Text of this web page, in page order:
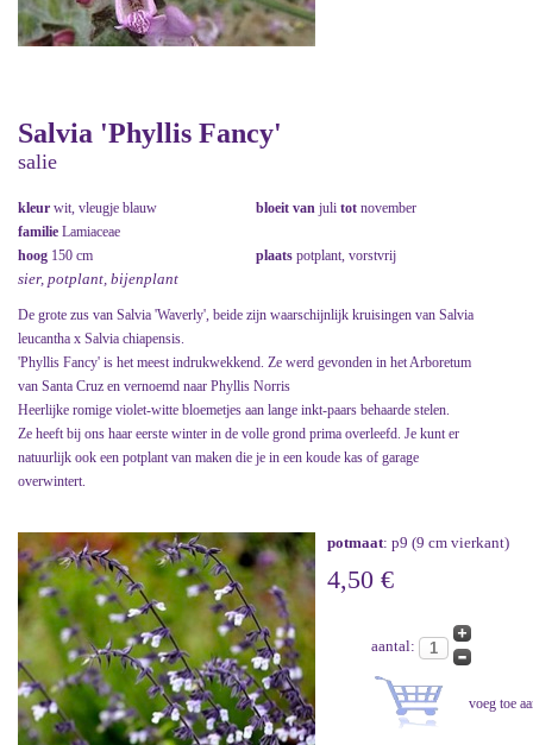
Salvia 'Phyllis Fancy'
salie
kleur wit, vleugje blauw bloeit van juli tot november
familie Lamiaceae
hoog 150 cm plaats potplant, vorstvrij
sier, potplant, bijenplant
De grote zus van Salvia 'Waverly', beide zijn waarschijnlijk kruisingen van Salvia
leucantha x Salvia chiapensis.
'Phyllis Fancy' is het meest indrukwekkend. Ze werd gevonden in het Arboretum
van Santa Cruz en vernoemd naar Phyllis Norris
Heerlijke romige violet-witte bloemetjes aan lange inkt-paars behaarde stelen.
Ze heeft bij ons haar eerste winter in de volle grond prima overleefd. Je kunt er
natuurlijk ook een potplant van maken die je in een koude kas of garage
overwintert.
potmaat: p9 (9 cm vierkant)
4,50 €
aantal: